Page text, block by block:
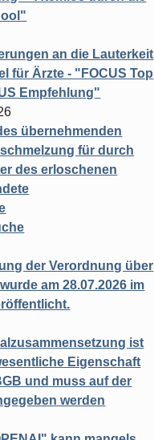
an die Lauterkeit
für Ärzte - "FOCUS Top
Empfehlung"
übernehmenden
für durch
des erloschenen
der Verordnung über
am 28.07.2026 im
ist
Eigenschaft
und muss auf der
werden